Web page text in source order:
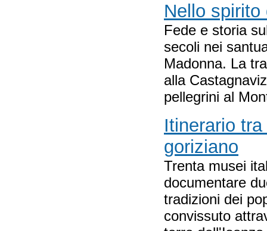
Nello spirito
Fede e storia
secoli nei
Madonna. La
alla
pellegrini al
Itinerario
goriziano
Trenta musei
documentare
tradizioni dei
convissuto